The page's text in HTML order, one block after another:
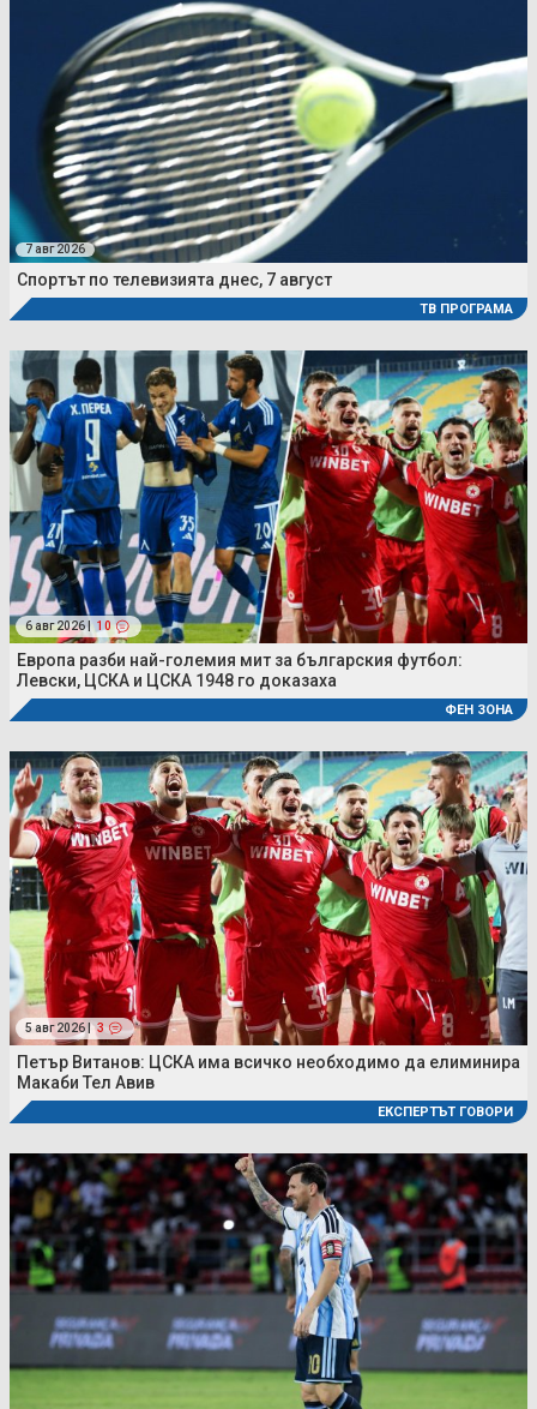
7 авг 2026
Спортът по телевизията днес, 7 август
ТВ ПРОГРАМА
6 авг 2026 | 10
Европа разби най-големия мит за българския футбол:
Левски, ЦСКА и ЦСКА 1948 го доказаха
ФЕН ЗОНА
5 авг 2026 | 3
Петър Витанов: ЦСКА има всичко необходимо да елиминира
Макаби Тел Авив
ЕКСПЕРТЪТ ГОВОРИ